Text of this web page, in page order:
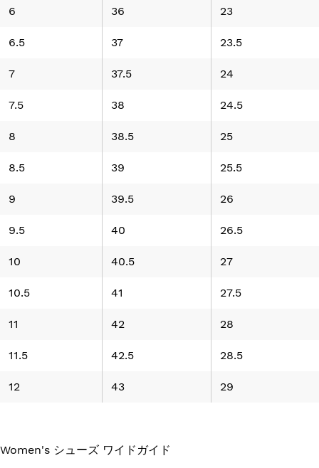
6 36 23
6.5 37 23.5
7 37.5 24
7.5 38 24.5
8 38.5 25
8.5 39 25.5
9 39.5 26
9.5 40 26.5
10 40.5 27
10.5 41 27.5
11 42 28
11.5 42.5 28.5
12 43 29
Women's シューズ ワイドガイド